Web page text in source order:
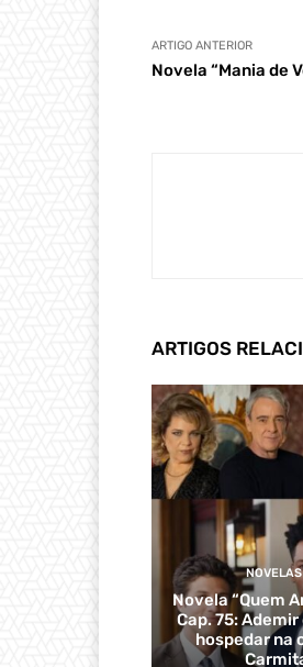
ARTIGO ANTERIOR
Novela “Mania de
ARTIGOS
NOVELAS
Novela “Quem
Cap. 75:
hospedar na